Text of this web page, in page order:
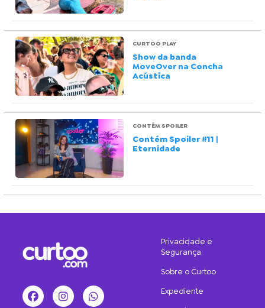
CURTOO PLAY
Show da banda
MoveOver na Concha
Acústica
CONTÉM SPOILER
Contém Spoiler #11 |
Eternidade
FacebookInstagramWhatsApp
Privacidade e
Segurança
Sobre o Curtoo
Expediente